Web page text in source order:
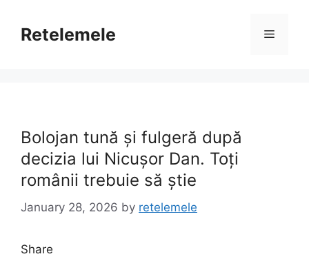
contentRetelemele Menu
Bolojan tună și fulgeră după
decizia lui Nicușor Dan. Toți
românii trebuie să știe
January 28, 2026 by retelemele
Share